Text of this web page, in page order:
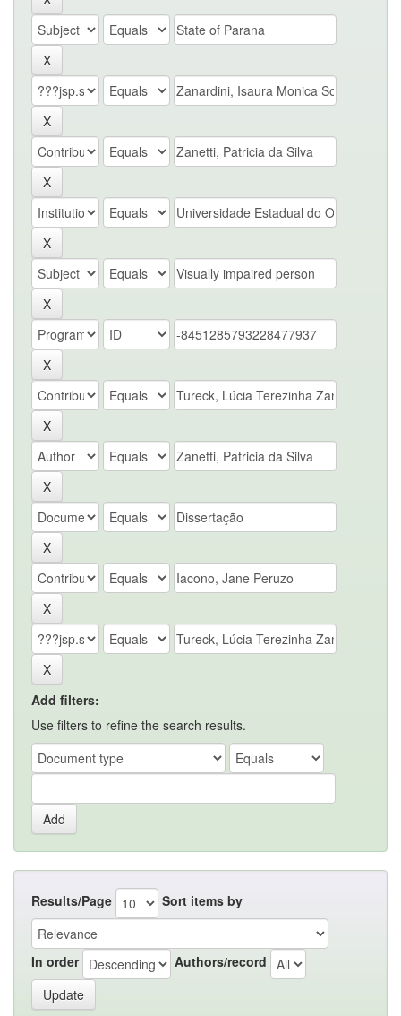
Add filters:
Use filters to refine the search results.
Results/Page Sort items by
In order Authors/record